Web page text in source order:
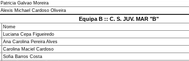
Patricia Galvao Moreira
Alexis Michael Cardoso Oliveira
Equipa B :: C. S. JUV. MAR "B"
Nome
Luciana Cepa Figueiredo
Ana Carolina Pereira Alves
Carolina Maciel Cardoso
Sofia Barros Costa